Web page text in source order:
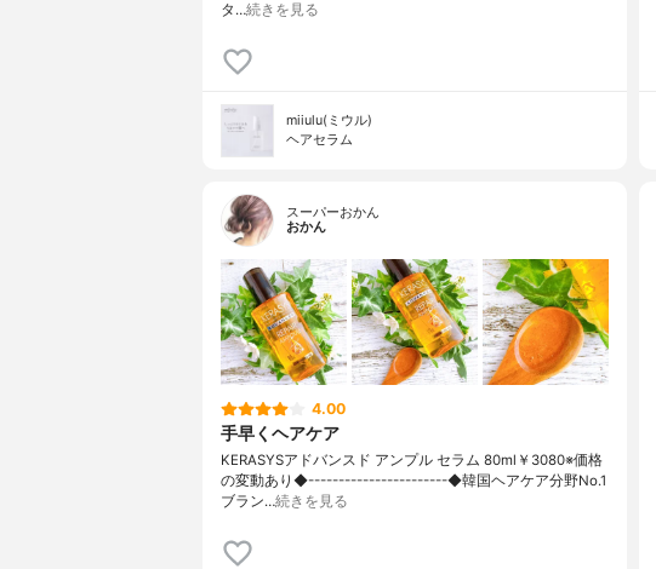
タ…続きを見る
miiulu(ミウル)
ヘアセラム
スーパーおかん
おかん
4.00
手早くヘアケア
KERASYSアドバンスド アンプル セラム 80ml￥3080※価格
の変動あり◆-----------------------◆韓国ヘアケア分野No.1
ブラン…続きを見る